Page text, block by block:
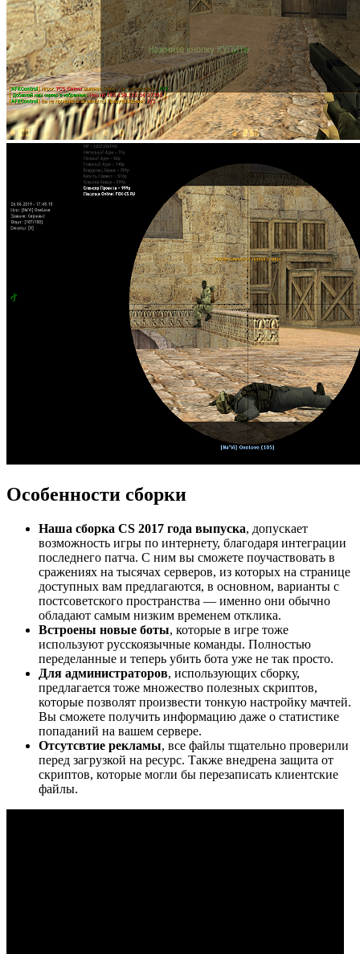
Особенности сборки
Наша сборка CS 2017 года выпуска, допускает
возможность игры по интернету, благодаря интеграции
последнего патча. С ним вы сможете поучаствовать в
сражениях на тысячах серверов, из которых на странице
доступных вам предлагаются, в основном, варианты с
постсоветского пространства — именно они обычно
обладают самым низким временем отклика.
Встроены новые боты, которые в игре тоже
используют русскоязычные команды. Полностью
переделанные и теперь убить бота уже не так просто.
Для администраторов, использующих сборку,
предлагается тоже множество полезных скриптов,
которые позволят произвести тонкую настройку мачтей.
Вы сможете получить информацию даже о статистике
попаданий на вашем сервере.
Отсутсвтие рекламы, все файлы тщательно проверили
перед загрузкой на ресурс. Также внедрена защита от
скриптов, которые могли бы перезаписать клиентские
файлы.